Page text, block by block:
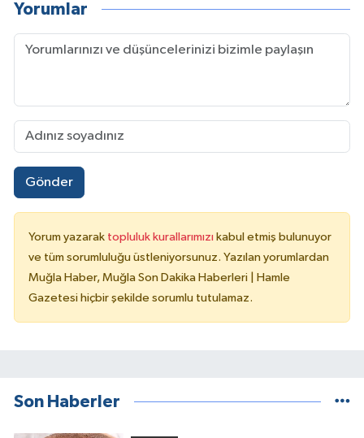
Yorumlar
Gönder
Yorum yazarak topluluk kurallarımızı kabul etmiş bulunuyor
ve tüm sorumluluğu üstleniyorsunuz. Yazılan yorumlardan
Muğla Haber, Muğla Son Dakika Haberleri | Hamle
Gazetesi hiçbir şekilde sorumlu tutulamaz.
Son Haberler